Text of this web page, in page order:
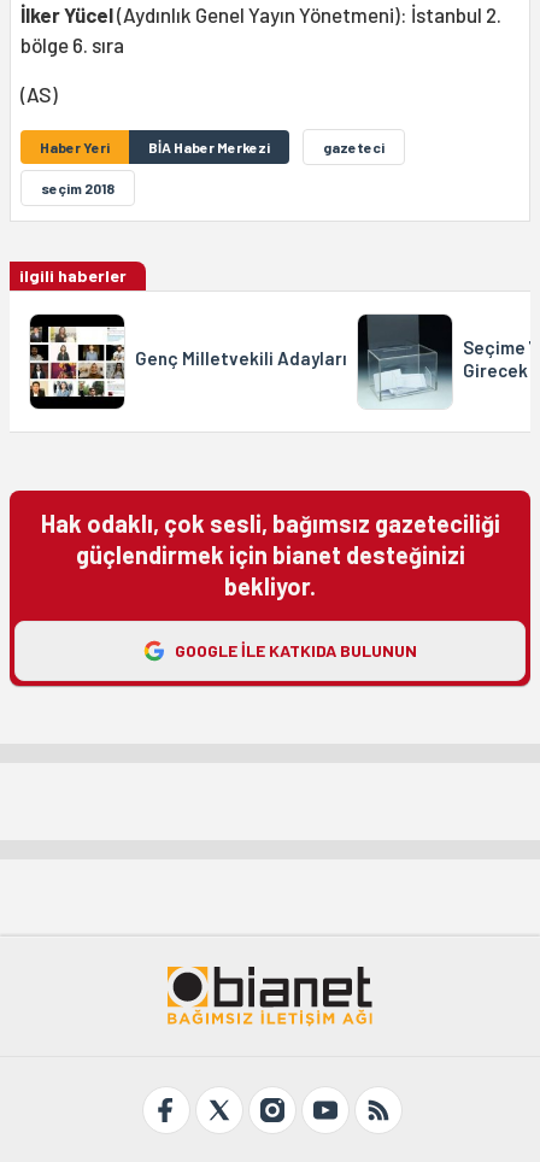
İlker Yücel(Aydınlık Genel Yayın Yönetmeni): İstanbul 2.
bölge 6. sıra
(AS)
Haber Yeri BİA Haber Merkezi gazeteci
seçim 2018
ilgili haberler
Genç Milletvekili Adayları
Seçime
Girecek
Hak odaklı, çok sesli, bağımsız gazeteciliği
güçlendirmek için bianet desteğinizi
bekliyor.
GOOGLE ILE KATKIDA BULUNUN